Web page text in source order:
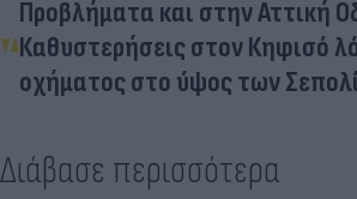
Προβλήματα και στην Αττική
Καθυστερήσεις στον Κηφισό
οχήματος στο ύψος των
Διάβασε περισσότερα